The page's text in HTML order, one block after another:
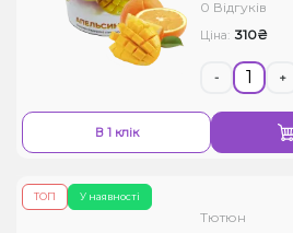
0 Відгуків
Ціна: 310₴
- +
В 1 клік
У наявності
ТОП
Тютюн